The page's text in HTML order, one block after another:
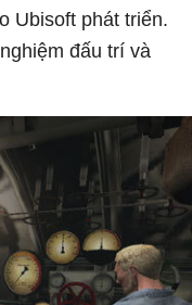
Ubisoft phát triển.
đấu trí và